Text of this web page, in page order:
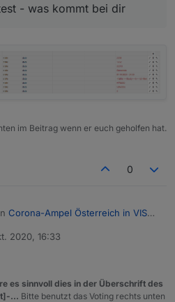
- was kommt bei dir
im Beitrag wenn er euch geholfen hat.
0
Corona-Ampel Österreich in VIS
2020, 16:33
es sinnvoll dies in der Überschrift des
... Bitte benutzt das Voting rechts unten